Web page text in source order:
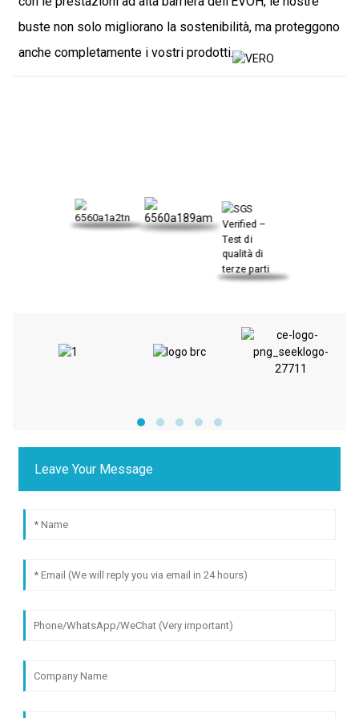
buste non solo migliorano la sostenibilità, ma proteggono
anche completamente i vostri prodotti.
Leave Your Message